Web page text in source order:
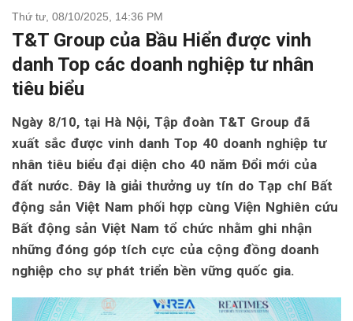
Thứ tư, 08/10/2025, 14:36 PM
T&T Group của Bầu Hiển được vinh
danh Top các doanh nghiệp tư nhân
tiêu biểu
Ngày 8/10, tại Hà Nội, Tập đoàn T&T Group đã
xuất sắc được vinh danh Top 40 doanh nghiệp tư
nhân tiêu biểu đại diện cho 40 năm Đổi mới của
đất nước. Đây là giải thưởng uy tín do Tạp chí Bất
động sản Việt Nam phối hợp cùng Viện Nghiên cứu
Bất động sản Việt Nam tổ chức nhằm ghi nhận
những đóng góp tích cực của cộng đồng doanh
nghiệp cho sự phát triển bền vững quốc gia.